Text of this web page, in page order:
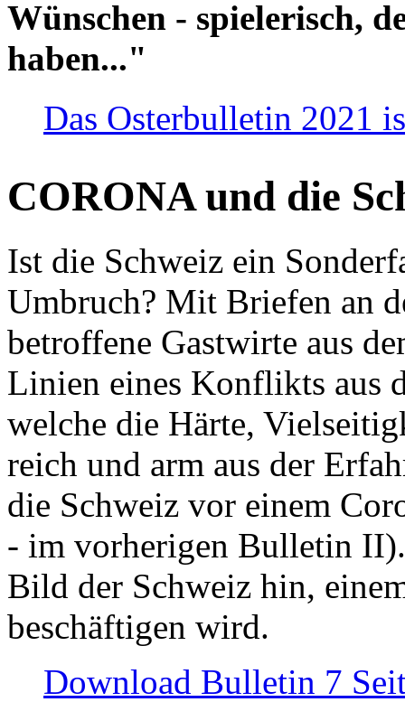
Wünschen - spielerisch,
haben..."
Das Osterbulletin 2021
CORONA und die
Ist die Schweiz ein
Umbruch? Mit Briefen an
betroffene Gastwirte aus
Linien eines Konflikts aus
welche die Härte,
reich und arm aus der
die Schweiz vor einem
- im vorherigen Bulletin
Bild der Schweiz hin,
beschäftigen wird.
Download Bulletin 7